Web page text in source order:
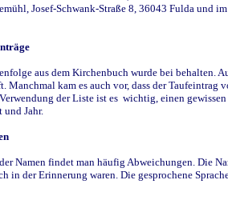
Josef-Schwank-Straße 8, 36043 Fulda und
aus dem Kirchenbuch wurde bei behalten.
Manchmal kam es auch vor, dass der
der Liste ist es wichtig, einen
Jahr.
Namen findet man häufig Abweichungen. Die
in der Erinnerung waren. Die gesprochene